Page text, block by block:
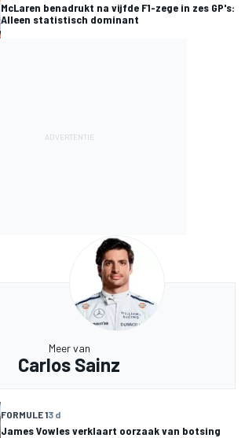
McLaren benadrukt na vijfde F1-zege in zes GP's:
Alleen statistisch dominant
Meer van
Carlos Sainz
FORMULE 13 d
James Vowles verklaart oorzaak van botsing